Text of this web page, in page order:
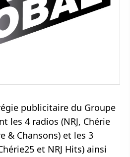
publicitaire du Groupe
les 4 radios (NRJ, Chérie
& Chansons) et les 3
et NRJ Hits) ainsi